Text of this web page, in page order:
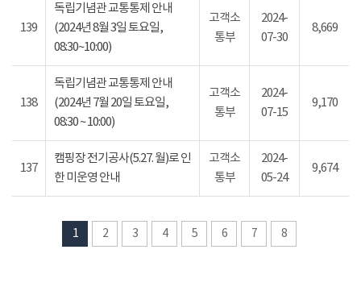
139
독립기념관 교통통제 안내
(2024년 8월 3일 토요일,
08:30~10:00)
고객소
통부
2024-
07-30
8,669
138
독립기념관 교통통제 안내
(2024년 7월 20일 토요일,
08:30 ~ 10:00)
고객소
통부
2024-
07-15
9,170
137
캠핑장 전기공사(5.27. 월)로 인
한 미운영 안내
고객소
통부
2024-
05-24
9,674
1 2 3 4 5 6 7 8